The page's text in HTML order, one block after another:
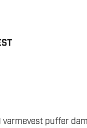
varmevest puffer